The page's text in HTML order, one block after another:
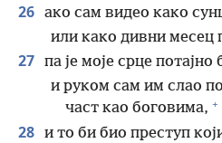
26 ако сам видео како
или како дивни месец
27 па је моје срце
и руком сам им слао
част као боговима, +
28 и то би био преступ